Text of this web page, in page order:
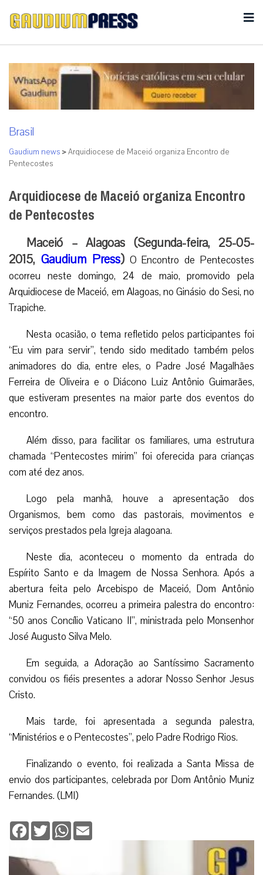
Brasil
Gaudium news >Arquidiocese de Maceió organiza Encontro de
Pentecostes
Arquidiocese de Maceió organiza Encontro
de Pentecostes
Maceió – Alagoas (Segunda-feira, 25-05-
2015, Gaudium Press)O Encontro de Pentecostes
ocorreu neste domingo, 24 de maio, promovido pela
Arquidiocese de Maceió, em Alagoas, no Ginásio do Sesi, no
Trapiche.
Nesta ocasião, o tema refletido pelos participantes foi
“Eu vim para servir”, tendo sido meditado também pelos
animadores do dia, entre eles, o Padre José Magalhães
Ferreira de Oliveira e o Diácono Luiz Antônio Guimarães,
que estiveram presentes na maior parte dos eventos do
encontro.
Além disso, para facilitar os familiares, uma estrutura
chamada “Pentecostes mirim” foi oferecida para crianças
com até dez anos.
Logo pela manhã, houve a apresentação dos
Organismos, bem como das pastorais, movimentos e
serviços prestados pela Igreja alagoana.
Neste dia, aconteceu o momento da entrada do
Espírito Santo e da Imagem de Nossa Senhora. Após a
abertura feita pelo Arcebispo de Maceió, Dom Antônio
Muniz Fernandes, ocorreu a primeira palestra do encontro:
“50 anos Concílio Vaticano II”, ministrada pelo Monsenhor
José Augusto Silva Melo.
Em seguida, a Adoração ao Santíssimo Sacramento
convidou os fiéis presentes a adorar Nosso Senhor Jesus
Cristo.
Mais tarde, foi apresentada a segunda palestra,
“Ministérios e o Pentecostes”, pelo Padre Rodrigo Rios.
Finalizando o evento, foi realizada a Santa Missa de
envio dos participantes, celebrada por Dom Antônio Muniz
Fernandes. (LMI)
Facebook
TwitterWhatsApp